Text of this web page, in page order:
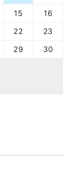
15
16
22
23
29
30